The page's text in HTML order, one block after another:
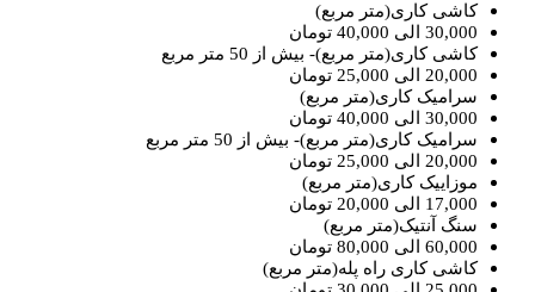
کاشی کاری(متر مربع)
30,000 الی 40,000 تومان
کاشی کاری(متر مربع)- بیش از 50 متر مربع
20,000 الی 25,000 تومان
سرامیک کاری(متر مربع)
30,000 الی 40,000 تومان
سرامیک کاری(متر مربع)- بیش از 50 متر مربع
20,000 الی 25,000 تومان
موزاییک کاری(متر مربع)
17,000 الی 20,000 تومان
سنگ آنتیک(متر مربع)
60,000 الی 80,000 تومان
کاشی کاری راه پله(متر مربع)